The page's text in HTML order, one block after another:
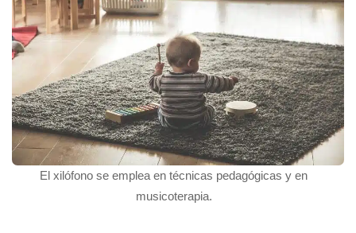
El xilófono se emplea en técnicas pedagógicas y en
musicoterapia.